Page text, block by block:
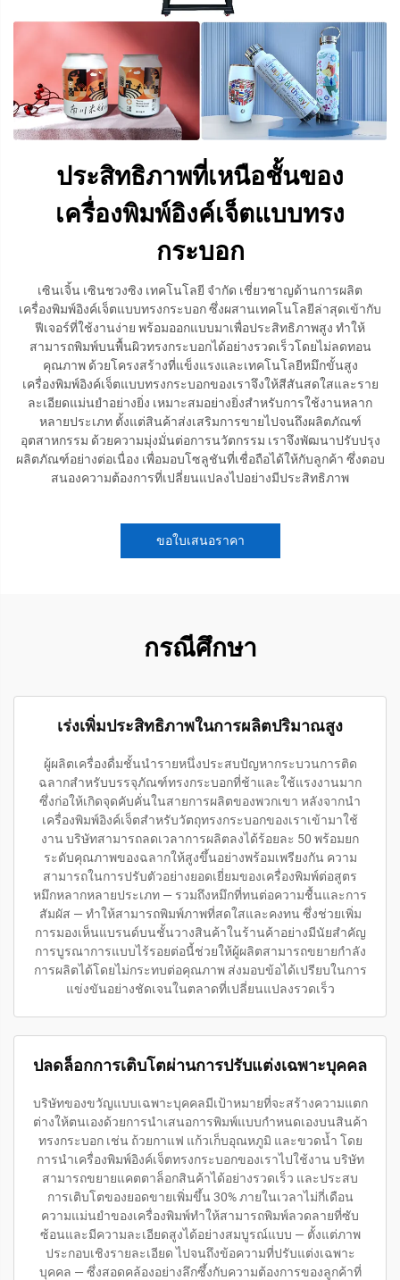
ประสิทธิภาพที่เหนือชั้นของ
เครื่องพิมพ์อิงค์เจ็ตแบบทรง
กระบอก
เซินเจิ้น เซินชวงซิง เทคโนโลยี จำกัด เชี่ยวชาญด้านการผลิต
เครื่องพิมพ์อิงค์เจ็ตแบบทรงกระบอก ซึ่งผสานเทคโนโลยีล่าสุดเข้ากับ
ฟีเจอร์ที่ใช้งานง่าย พร้อมออกแบบมาเพื่อประสิทธิภาพสูง ทำให้
สามารถพิมพ์บนพื้นผิวทรงกระบอกได้อย่างรวดเร็วโดยไม่ลดทอน
คุณภาพ ด้วยโครงสร้างที่แข็งแรงและเทคโนโลยีหมึกขั้นสูง
เครื่องพิมพ์อิงค์เจ็ตแบบทรงกระบอกของเราจึงให้สีสันสดใสและราย
ละเอียดแม่นยำอย่างยิ่ง เหมาะสมอย่างยิ่งสำหรับการใช้งานหลาก
หลายประเภท ตั้งแต่สินค้าส่งเสริมการขายไปจนถึงผลิตภัณฑ์
อุตสาหกรรม ด้วยความมุ่งมั่นต่อการนวัตกรรม เราจึงพัฒนาปรับปรุง
ผลิตภัณฑ์อย่างต่อเนื่อง เพื่อมอบโซลูชันที่เชื่อถือได้ให้กับลูกค้า ซึ่งตอบ
สนองความต้องการที่เปลี่ยนแปลงไปอย่างมีประสิทธิภาพ
ขอใบเสนอราคา
กรณีศึกษา
เร่งเพิ่มประสิทธิภาพในการผลิตปริมาณสูง
ผู้ผลิตเครื่องดื่มชั้นนำรายหนึ่งประสบปัญหากระบวนการติด
ฉลากสำหรับบรรจุภัณฑ์ทรงกระบอกที่ช้าและใช้แรงงานมาก
ซึ่งก่อให้เกิดจุดคับคั่นในสายการผลิตของพวกเขา หลังจากนำ
เครื่องพิมพ์อิงค์เจ็ตสำหรับวัตถุทรงกระบอกของเราเข้ามาใช้
งาน บริษัทสามารถลดเวลาการผลิตลงได้ร้อยละ 50 พร้อมยก
ระดับคุณภาพของฉลากให้สูงขึ้นอย่างพร้อมเพรียงกัน ความ
สามารถในการปรับตัวอย่างยอดเยี่ยมของเครื่องพิมพ์ต่อสูตร
หมึกหลากหลายประเภท — รวมถึงหมึกที่ทนต่อความชื้นและการ
สัมผัส — ทำให้สามารถพิมพ์ภาพที่สดใสและคงทน ซึ่งช่วยเพิ่ม
การมองเห็นแบรนด์บนชั้นวางสินค้าในร้านค้าอย่างมีนัยสำคัญ
การบูรณาการแบบไร้รอยต่อนี้ช่วยให้ผู้ผลิตสามารถขยายกำลัง
การผลิตได้โดยไม่กระทบต่อคุณภาพ ส่งมอบข้อได้เปรียบในการ
แข่งขันอย่างชัดเจนในตลาดที่เปลี่ยนแปลงรวดเร็ว
ปลดล็อกการเติบโตผ่านการปรับแต่งเฉพาะบุคคล
บริษัทของขวัญแบบเฉพาะบุคคลมีเป้าหมายที่จะสร้างความแตก
ต่างให้ตนเองด้วยการนำเสนอการพิมพ์แบบกำหนดเองบนสินค้า
ทรงกระบอก เช่น ถ้วยกาแฟ แก้วเก็บอุณหภูมิ และขวดน้ำ โดย
การนำเครื่องพิมพ์อิงค์เจ็ตทรงกระบอกของเราไปใช้งาน บริษัท
สามารถขยายแคตตาล็อกสินค้าได้อย่างรวดเร็ว และประสบ
การเติบโตของยอดขายเพิ่มขึ้น 30% ภายในเวลาไม่กี่เดือน
ความแม่นยำของเครื่องพิมพ์ทำให้สามารถพิมพ์ลวดลายที่ซับ
ซ้อนและมีความละเอียดสูงได้อย่างสมบูรณ์แบบ — ตั้งแต่ภาพ
ประกอบเชิงรายละเอียด ไปจนถึงข้อความที่ปรับแต่งเฉพาะ
บุคคล — ซึ่งสอดคล้องอย่างลึกซึ้งกับความต้องการของลูกค้าที่